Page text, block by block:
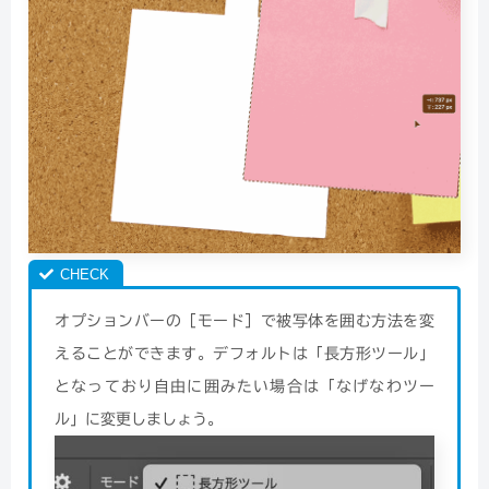
オプションバーの［モード］で被写体を囲む方法を変
えることができます。デフォルトは「長方形ツール」
となっており自由に囲みたい場合は「なげなわツー
ル」に変更しましょう。